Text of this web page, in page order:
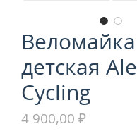
Веломайка
детская Ale
Cycling
4 900,00 ₽Цена